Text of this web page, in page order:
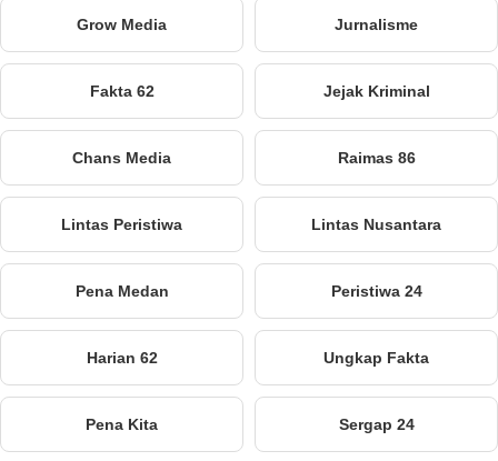
Grow Media Jurnalisme
Fakta 62 Jejak Kriminal
Chans Media Raimas 86
Lintas Peristiwa Lintas Nusantara
Pena Medan Peristiwa 24
Harian 62 Ungkap Fakta
Pena Kita Sergap 24